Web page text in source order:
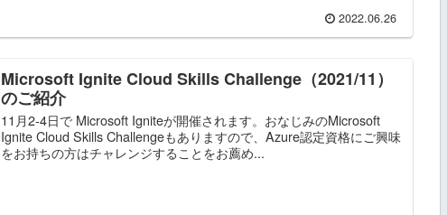
2022.06.26
Microsoft Ignite Cloud Skills Challenge（2021/11）
のご紹介
11月2-4日で Microsoft Igniteが開催されます。おなじみのMicrosoft
Ignite Cloud Skills Challengeもありますので、Azure認定資格にご興味
をお持ちの方はチャレンジすることをお薦め...